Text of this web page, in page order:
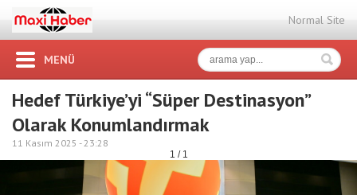
Normal Site
MENÜ
Hedef Türkiye’yi “Süper Destinasyon”
Olarak Konumlandırmak
11 Kasım 2025 -23:28
1 / 1